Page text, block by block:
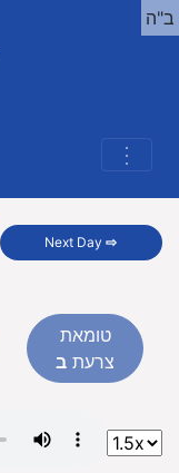
⋮
ב"ה
Next Day⇨
טומאת
צרעת ב